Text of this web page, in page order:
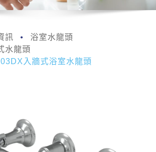
訊
浴室水龍頭
水龍頭
入牆式浴室水龍頭